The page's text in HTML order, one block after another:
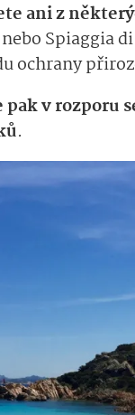
ani z
Spiaggia
ochrany
pak v rozporu
.